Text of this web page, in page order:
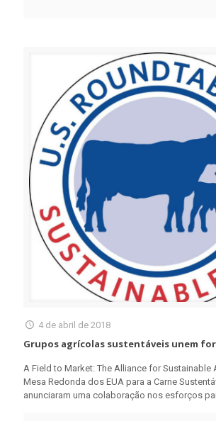
4 de abril de 2018
Grupos agrícolas sustentáveis unem
A Field to Market: The Alliance for Sustainable
Mesa Redonda dos EUA para a Carne
anunciaram uma colaboração nos esforços